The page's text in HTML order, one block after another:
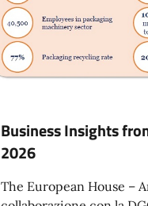
Business Insights
2026
The European House –